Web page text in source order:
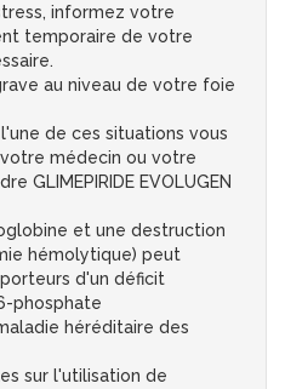
informez votre
temporaire de votre
au niveau de votre foie
de ces situations vous
médecin ou votre
GLIMEPIRIDE EVOLUGEN
et une destruction
hémolytique) peut
d'un déficit
phosphate
héréditaire des
sur l'utilisation de